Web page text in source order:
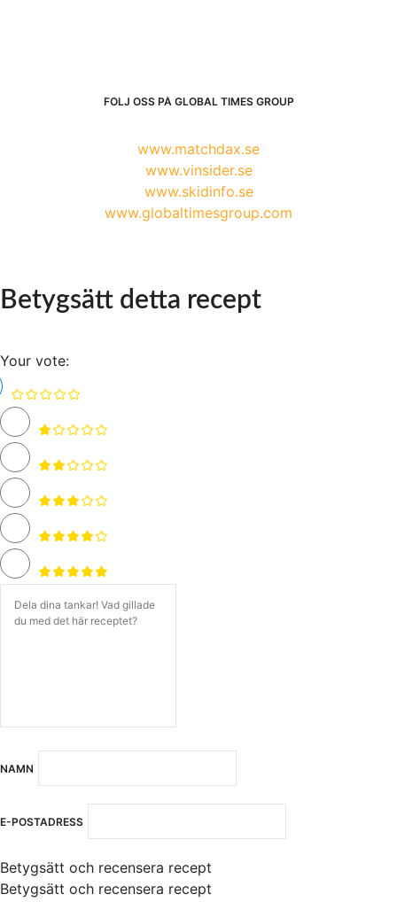
FÖLJ OSS PÅ GLOBAL TIMES GROUP
www.matchdax.se
www.vinsider.se
www.skidinfo.se
www.globaltimesgroup.com
Betygsätt detta recept
Your vote:
NAMN
E-POSTADRESS
Betygsätt och recensera recept
Betygsätt och recensera recept